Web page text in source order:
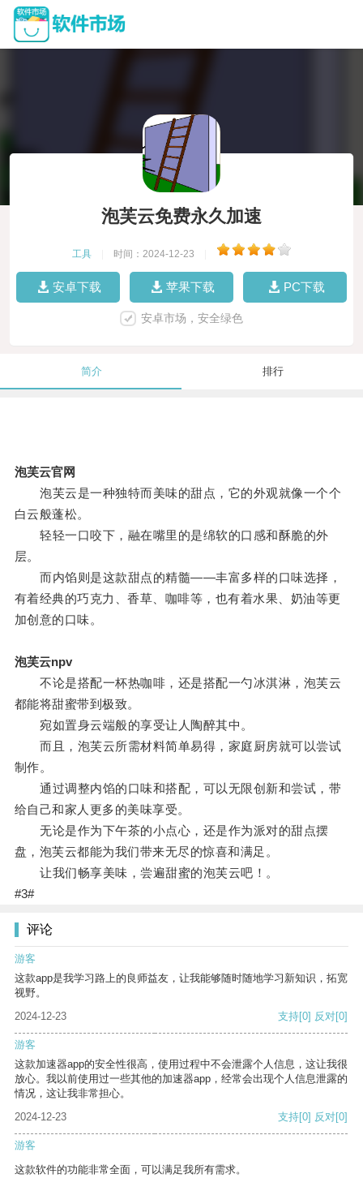
泡芙云免费永久加速
工具 时间：2024-12-23
安卓下载 苹果下载 PC下载
安卓市场，安全绿色
简介 排行
泡芙云官网
泡芙云是一种独特而美味的甜点，它的外观就像一个个
白云般蓬松。
轻轻一口咬下，融在嘴里的是绵软的口感和酥脆的外
层。
而内馅则是这款甜点的精髓——丰富多样的口味选择，
有着经典的巧克力、香草、咖啡等，也有着水果、奶油等更
加创意的口味。
泡芙云npv
不论是搭配一杯热咖啡，还是搭配一勺冰淇淋，泡芙云
都能将甜蜜带到极致。
宛如置身云端般的享受让人陶醉其中。
而且，泡芙云所需材料简单易得，家庭厨房就可以尝试
制作。
通过调整内馅的口味和搭配，可以无限创新和尝试，带
给自己和家人更多的美味享受。
无论是作为下午茶的小点心，还是作为派对的甜点摆
盘，泡芙云都能为我们带来无尽的惊喜和满足。
让我们畅享美味，尝遍甜蜜的泡芙云吧！。
#3#
评论
游客
这款app是我学习路上的良师益友，让我能够随时随地学习新知识，拓宽
视野。
2024-12-23
支持[0] 反对[0]
游客
这款加速器app的安全性很高，使用过程中不会泄露个人信息，这让我很
放心。我以前使用过一些其他的加速器app，经常会出现个人信息泄露的
情况，这让我非常担心。
2024-12-23
支持[0] 反对[0]
游客
这款软件的功能非常全面，可以满足我所有需求。